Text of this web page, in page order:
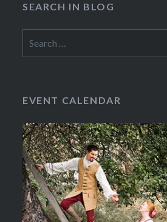
SEARCH IN BLOG
for:
EVENT CALENDAR